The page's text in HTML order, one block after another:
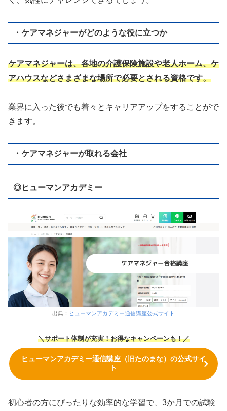
・ケアマネジャーがどのような役に立つか
ケアマネジャーは、各地の介護保険施設や老人ホーム、ケ
アハウスなどさまざまな場所で必要とされる資格です。
業界に入った後でも着々とキャリアアップをすることがで
きます。
・ケアマネジャーが取れる会社
◎ヒューマンアカデミー
出典： ヒューマンアカデミー通信講座公式サイト
＼サポート体制が充実！お得なキャンペーンも！／
ヒューマンアカデミー通信講座（旧たのまな）の公式サイ
ト
初心者の方にぴったりな効率的な学習で、3か月での試験